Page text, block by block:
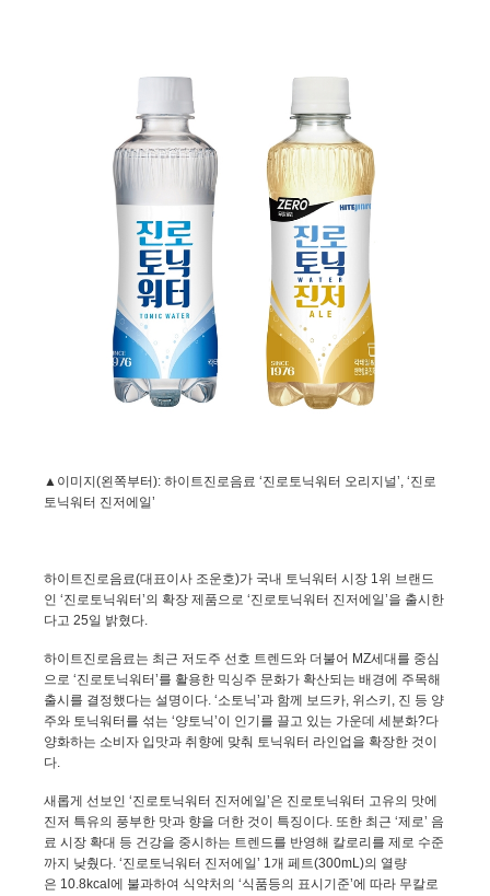
▲이미지 (왼쪽부터): 하이트진로음료 ‘진로토닉워터 오리지널’, ‘진로
토닉워터 진저에일’
하이트진로음료(대표이사 조운호)가 국내 토닉워터 시장 1위 브랜드
인 ‘진로토닉워터’의 확장 제품으로 ‘진로토닉워터 진저에일’을 출시한
다고 25일 밝혔다.
하이트진로음료는 최근 저도주 선호 트렌드와 더불어 MZ세대를 중심
으로 ‘진로토닉워터’를 활용한 믹싱주 문화가 확산되는 배경에 주목해
출시를 결정했다는 설명이다. ‘소토닉’과 함께 보드카, 위스키 , 진 등 양
주와 토닉워터를 섞는 ‘양토닉’이 인기를 끌고 있는 가운데 세분화?다
양화하는 소비자 입맛과 취향에 맞춰 토닉워터 라인업을 확장한 것이
다.
새롭게 선보인 ‘진로토닉워터 진저에일’은 진로토닉워터 고유의 맛에
진저 특유의 풍부한 맛과 향을 더한 것이 특징이다. 또한 최근 ‘제로’ 음
료 시장 확대 등 건강을 중시하는 트렌드를 반영해 칼로리를 제로 수준
까지 낮췄다. ‘진로토닉워터 진저에일’ 1개 페트(300mL)의 열량
은 10.8kcal 에 불과하여 식약처의 ‘식품등의 표시기준’에 따라 무칼로